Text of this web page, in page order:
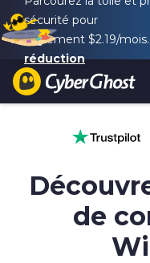
sécurité pour
seulement $2.19/mois.
réduction
de